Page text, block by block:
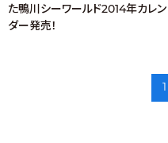
た鴨川シーワールド2014年カレン
ダー発売！
1